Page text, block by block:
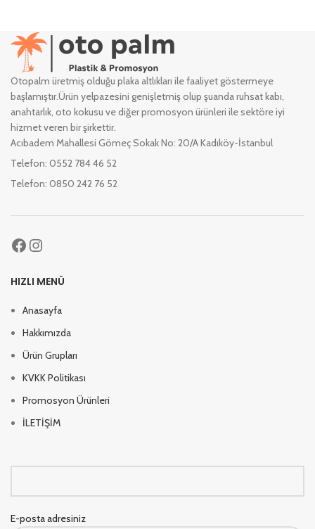
Otopalm üretmiş olduğu plaka altlıkları ile faaliyet göstermeye
başlamıştır.Ürün yelpazesini genişletmiş olup şuanda ruhsat kabı,
anahtarlık, oto kokusu ve diğer promosyon ürünleri ile sektöre iyi
hizmet veren bir şirkettir.
Acıbadem Mahallesi Gömeç Sokak No: 20/A Kadıköy-İstanbul
Telefon: 0552 784 46 52
Telefon: 0850 242 76 52
HIZLI MENÜ
Anasayfa
Hakkımızda
Ürün Grupları
KVKK Politikası
Promosyon Ürünleri
İLETİŞİM
E-posta adresiniz